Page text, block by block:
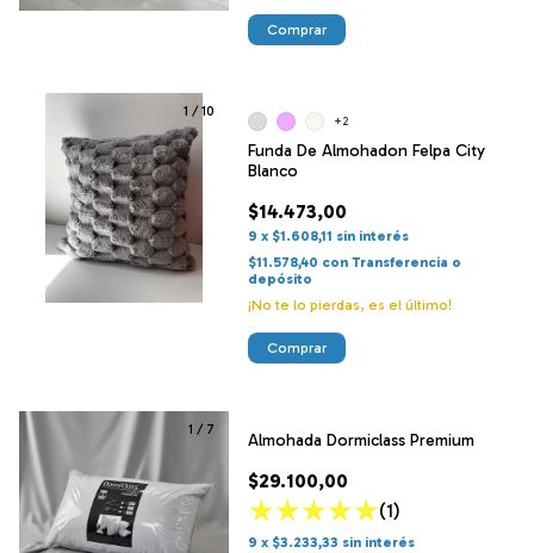
Comprar
1 / 10
Funda De Almohadon Felpa City
Blanco
$14.473,00
9 x $1.608,11 sin interés
$11.578,40 con Transferencia o
depósito
¡No te lo pierdas, es el último!
+2
Comprar
1 / 7
Almohada Dormiclass Premium
$29.100,00
(1)
9 x $3.233,33 sin interés